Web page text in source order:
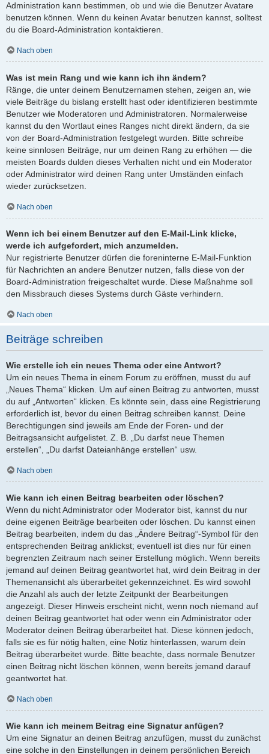
Administration kann bestimmen, ob und wie die Benutzer Avatare
benutzen können. Wenn du keinen Avatar benutzen kannst, solltest
du die Board-Administration kontaktieren.
Nach oben
Was ist mein Rang und wie kann ich ihn ändern?
Ränge, die unter deinem Benutzernamen stehen, zeigen an, wie
viele Beiträge du bislang erstellt hast oder identifizieren bestimmte
Benutzer wie Moderatoren und Administratoren. Normalerweise
kannst du den Wortlaut eines Ranges nicht direkt ändern, da sie
von der Board-Administration festgelegt wurden. Bitte schreibe
keine sinnlosen Beiträge, nur um deinen Rang zu erhöhen — die
meisten Boards dulden dieses Verhalten nicht und ein Moderator
oder Administrator wird deinen Rang unter Umständen einfach
wieder zurücksetzen.
Nach oben
Wenn ich bei einem Benutzer auf den E-Mail-Link klicke,
werde ich aufgefordert, mich anzumelden.
Nur registrierte Benutzer dürfen die foreninterne E-Mail-Funktion
für Nachrichten an andere Benutzer nutzen, falls diese von der
Board-Administration freigeschaltet wurde. Diese Maßnahme soll
den Missbrauch dieses Systems durch Gäste verhindern.
Nach oben
Beiträge schreiben
Wie erstelle ich ein neues Thema oder eine Antwort?
Um ein neues Thema in einem Forum zu eröffnen, musst du auf
„Neues Thema“ klicken. Um auf einen Beitrag zu antworten, musst
du auf „Antworten“ klicken. Es könnte sein, dass eine Registrierung
erforderlich ist, bevor du einen Beitrag schreiben kannst. Deine
Berechtigungen sind jeweils am Ende der Foren- und der
Beitragsansicht aufgelistet. Z. B. „Du darfst neue Themen
erstellen“, „Du darfst Dateianhänge erstellen“ usw.
Nach oben
Wie kann ich einen Beitrag bearbeiten oder löschen?
Wenn du nicht Administrator oder Moderator bist, kannst du nur
deine eigenen Beiträge bearbeiten oder löschen. Du kannst einen
Beitrag bearbeiten, indem du das „Ändere Beitrag“-Symbol für den
entsprechenden Beitrag anklickst; eventuell ist dies nur für einen
begrenzten Zeitraum nach seiner Erstellung möglich. Wenn bereits
jemand auf deinen Beitrag geantwortet hat, wird dein Beitrag in der
Themenansicht als überarbeitet gekennzeichnet. Es wird sowohl
die Anzahl als auch der letzte Zeitpunkt der Bearbeitungen
angezeigt. Dieser Hinweis erscheint nicht, wenn noch niemand auf
deinen Beitrag geantwortet hat oder wenn ein Administrator oder
Moderator deinen Beitrag überarbeitet hat. Diese können jedoch,
falls sie es für nötig halten, eine Notiz hinterlassen, warum dein
Beitrag überarbeitet wurde. Bitte beachte, dass normale Benutzer
einen Beitrag nicht löschen können, wenn bereits jemand darauf
geantwortet hat.
Nach oben
Wie kann ich meinem Beitrag eine Signatur anfügen?
Um eine Signatur an deinen Beitrag anzufügen, musst du zunächst
eine solche in den Einstellungen in deinem persönlichen Bereich